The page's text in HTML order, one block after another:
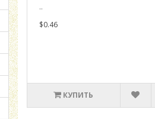
..
$0.46
КУПИТЬ